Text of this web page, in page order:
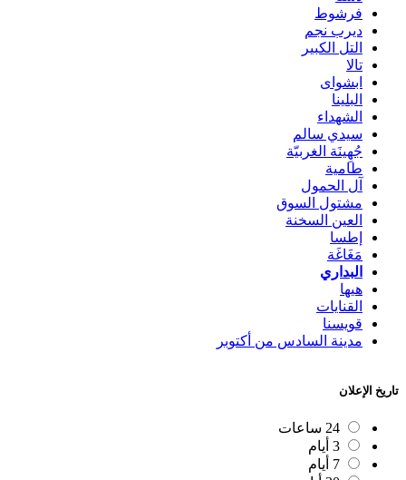
فرشوط
ديرب نجم
التل الكبير
تالا
ابشواى
البلينا
الشهداء
سيدي سالم
جُهِينَة الغربيّة
طامية
آل الحمول
مشتول السوق
العين السخنة
إطسا
مَغَاغَة
البداري
هيها
القنايات
قويسنا
مدينة السادس من أكتوبر
تاريخ الإعلان
24 ساعات
3 أيام
7 أيام